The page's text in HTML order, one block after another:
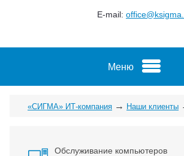
E-mail:
Меню
«СИГМА» ИТ-компания → Наши клиенты
Обслуживание компьютеров